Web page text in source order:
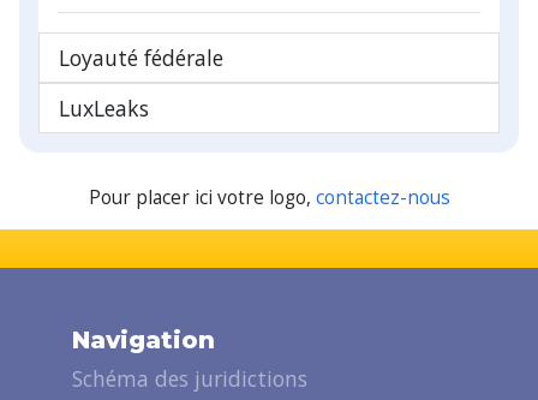
Loyauté fédérale
LuxLeaks
Pour placer ici votre logo, contactez-nous
Navigation
Schéma des juridictions